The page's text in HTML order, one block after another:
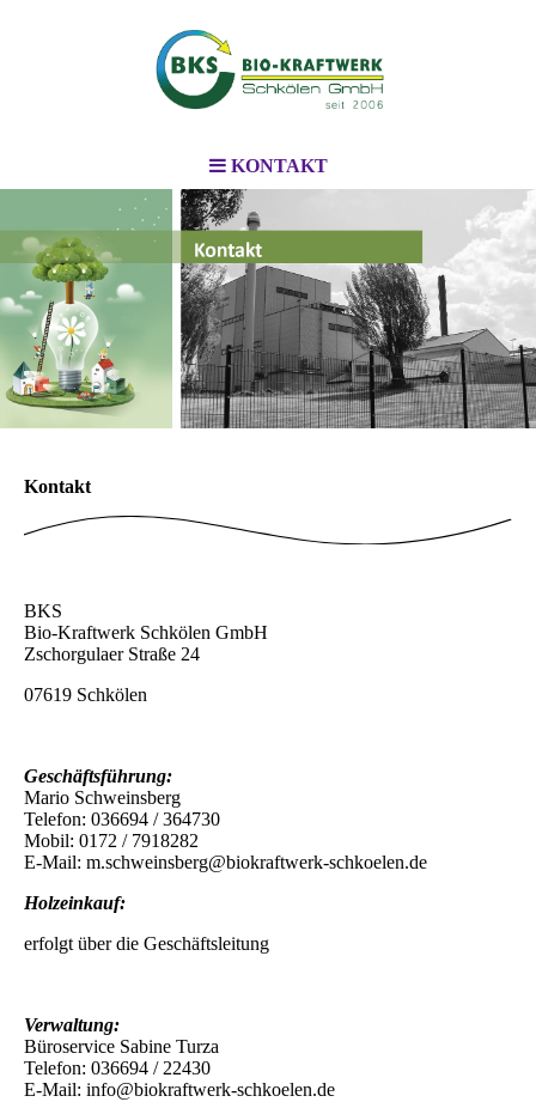
KONTAKT
BKS
BKS-Biokraftwerk Schkölen GmbH
Kontakt
BKS
Bio-Kraftwerk Schkölen GmbH
Zschorgulaer Straße 24
07619 Schkölen
Geschäftsführung:
Mario Schweinsberg
Telefon: 036694 / 364730
Mobil: 0172 / 7918282
E-Mail: m.schweinsberg@biokraftwerk-schkoelen.de
Holzeinkauf:
erfolgt über die Geschäftsleitung
Verwaltung:
Büroservice Sabine Turza
Telefon: 036694 / 22430
E-Mail: info@biokraftwerk-schkoelen.de